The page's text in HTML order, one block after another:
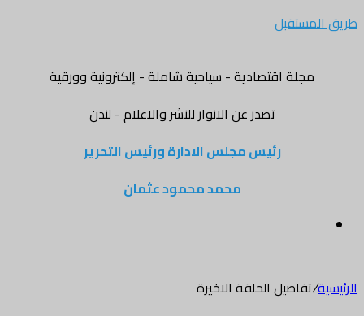
طريق المستقبل
مجلة اقتصادية - سياحية شاملة - إلكترونية وورقية
تصدر عن الانوار للنشر والاعلام - لندن
رئيس مجلس الادارة ورئيس التحرير
محمد محمود عثمان
الرئيسية/تفاصيل الحلقة الاخيرة